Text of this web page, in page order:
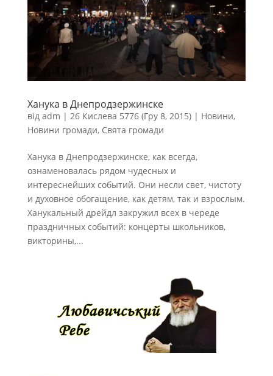
Ханука в Днепродзержинске
від adm | 26 Кислева 5776 (Гру 8, 2015)| Новини,
Новини громади, Свята громади
Ханука в Днепродзержинске, как всегда,
ознаменовалась рядом чудесных и
интереснейших событий. Они несли свет, чистоту
и духовное обогащение, как детям, так и взрослым.
Ханукальный дрейдл закружил всех в череде
праздничных событий: концерты школьников,
викторины,...